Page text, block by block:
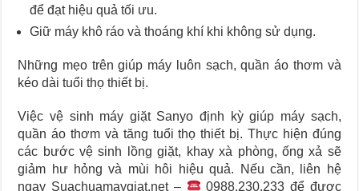
để đạt hiệu quả tối ưu.
Giữ máy khô ráo và thoáng khí khi không sử dụng.
Những mẹo trên giúp máy luôn sạch, quần áo thơm và
kéo dài tuổi thọ thiết bị.
Việc vệ sinh máy giặt Sanyo định kỳ giúp máy sạch,
quần áo thơm và tăng tuổi thọ thiết bị. Thực hiện đúng
các bước vệ sinh lồng giặt, khay xà phòng, ống xả sẽ
giảm hư hỏng và mùi hôi hiệu quả. Nếu cần, liên hệ
ngay Suachuamaygiat.net –
0988.230.233 để được